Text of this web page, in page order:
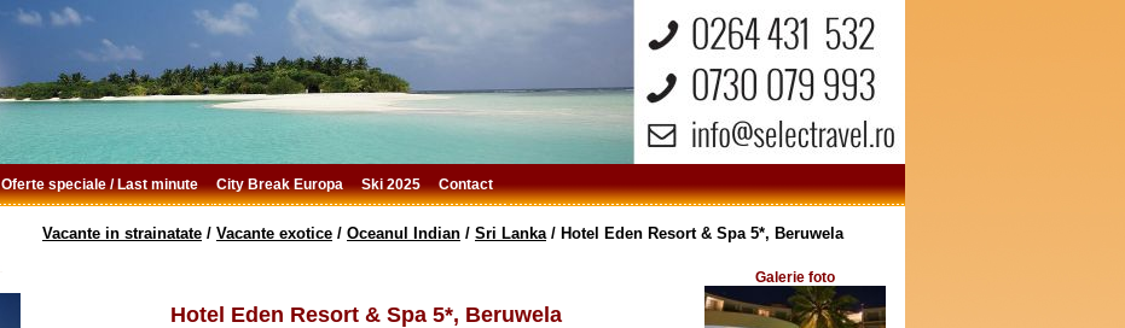
Oferte speciale / Last minute City Break Europa Ski 2025 Contact
Vacante in strainatate / Vacante exotice / Oceanul Indian / Sri Lanka/ Hotel Eden Resort & Spa 5*, Beruwela
Hotel Eden Resort & Spa 5*, Beruwela
Galerie foto